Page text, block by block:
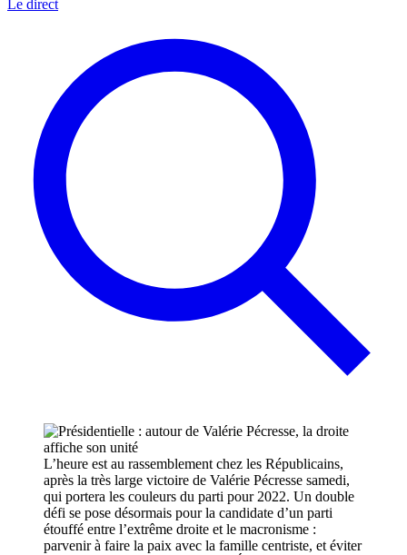
Le direct
L’heure est au rassemblement chez les Républicains,
après la très large victoire de Valérie Pécresse samedi,
qui portera les couleurs du parti pour 2022. Un double
défi se pose désormais pour la candidate d’un parti
étouffé entre l’extrême droite et le macronisme :
parvenir à faire la paix avec la famille centriste, et éviter